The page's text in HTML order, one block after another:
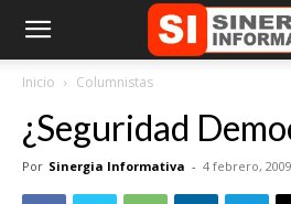
Inicio Columnistas
¿Seguridad
Por Sinergia Informativa - 4 febrero, 2009